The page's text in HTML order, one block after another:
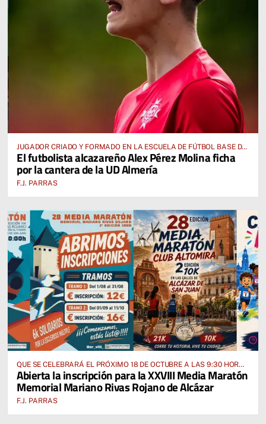
JUGADOR CRIADO Y FORMADO EN LA ESCUELA DE FÚTBOL BASE DE
ALCÁZAR DE SAN JUAN
El futbolista alcazareño Alex Pérez Molina ficha
por la cantera de la UD Almería
F.J. PARRAS
QUE SE CELEBRARÁ EL PRÓXIMO 18 DE OCTUBRE A LAS 9:30 HORAS
DESDE EL PABELLÓN VICENTE PANIAGUA
Abierta la inscripción para la XXVIII Media Maratón
Memorial Mariano Rivas Rojano de Alcázar
F.J. PARRAS